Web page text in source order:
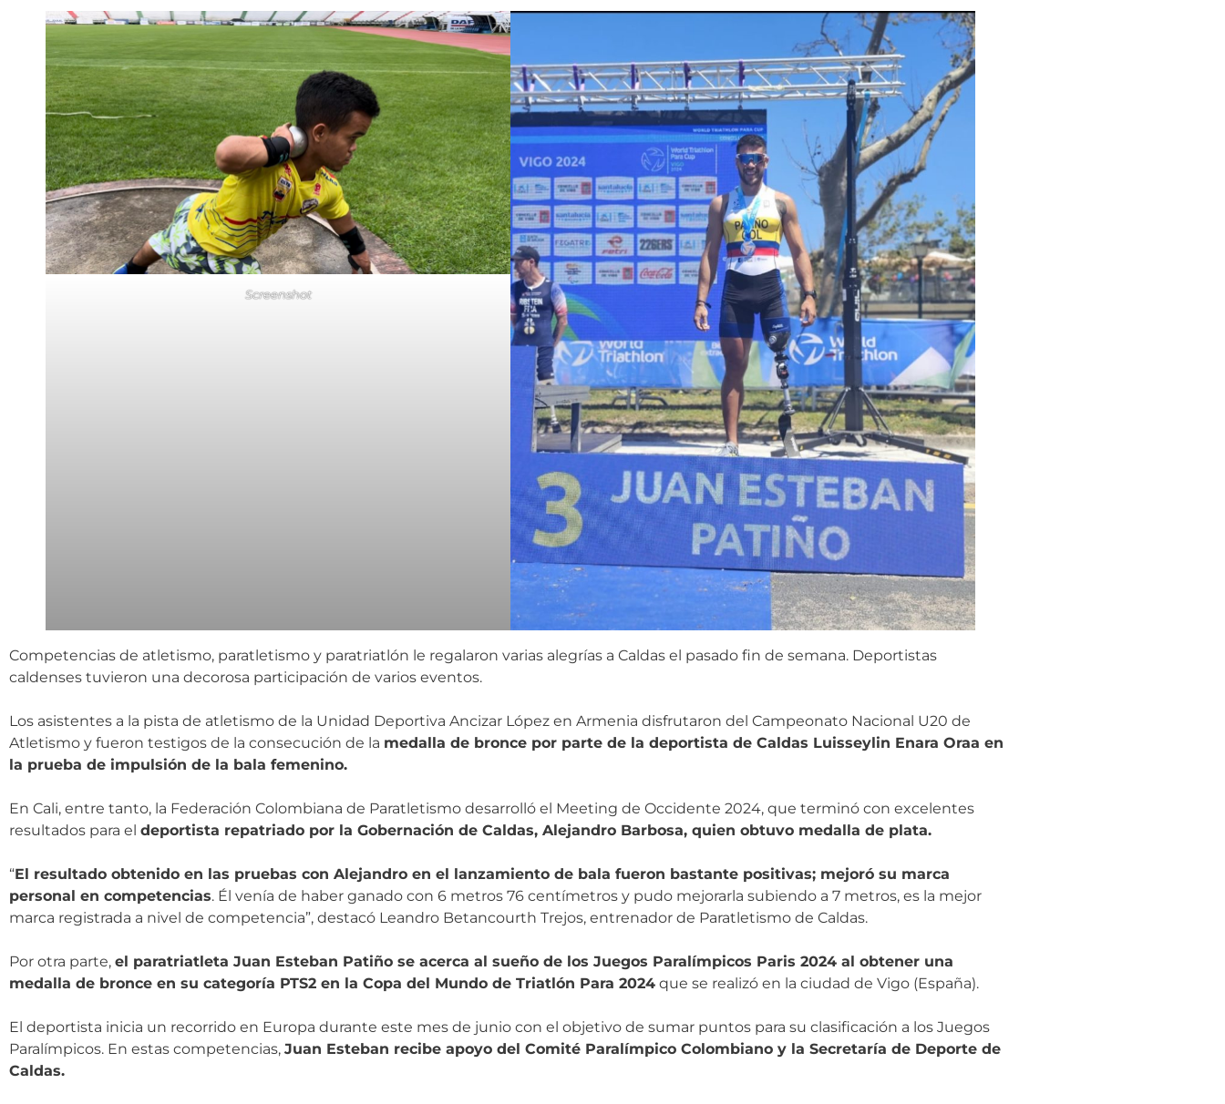
Screenshot
Competencias de atletismo, paratletismo y paratriatlón le regalaron varias alegrías a Caldas el pasado fin de semana. Deportistas
caldenses tuvieron una decorosa participación de varios eventos.
Los asistentes a la pista de atletismo de la Unidad Deportiva Ancizar López en Armenia disfrutaron del Campeonato Nacional U20 de
Atletismo y fueron testigos de la consecución de la medalla de bronce por parte de la deportista de Caldas Luisseylin Enara Oraa en
la prueba de impulsión de la bala femenino.
En Cali, entre tanto, la Federación Colombiana de Paratletismo desarrolló el Meeting de Occidente 2024, que terminó con excelentes
resultados para el deportista repatriado por la Gobernación de Caldas, Alejandro Barbosa, quien obtuvo medalla de plata.
“El resultado obtenido en las pruebas con Alejandro en el lanzamiento de bala fueron bastante positivas; mejoró su marca
personal en competencias. Él venía de haber ganado con 6 metros 76 centímetros y pudo mejorarla subiendo a 7 metros, es la mejor
marca registrada a nivel de competencia”, destacó Leandro Betancourth Trejos, entrenador de Paratletismo de Caldas.
Por otra parte, el paratriatleta Juan Esteban Patiño se acerca al sueño de los Juegos Paralímpicos Paris 2024 al obtener una
medalla de bronce en su categoría PTS2 en la Copa del Mundo de Triatlón Para 2024 que se realizó en la ciudad de Vigo (España).
El deportista inicia un recorrido en Europa durante este mes de junio con el objetivo de sumar puntos para su clasificación a los Juegos
Paralímpicos. En estas competencias, Juan Esteban recibe apoyo del Comité Paralímpico Colombiano y la Secretaría de Deporte de
Caldas.